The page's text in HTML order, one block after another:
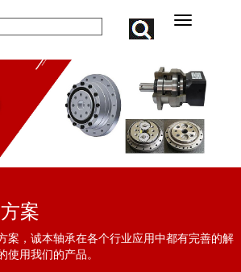
案
案，诚本轴承在各个行业应用中都有完善的解
用我们的产品。